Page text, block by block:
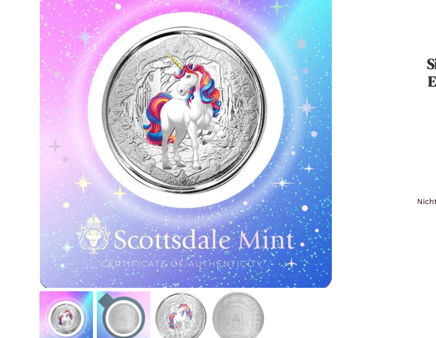
für Barren und Blister
Münzkapseln
Münzkoffer
Münzboxen
Münzständer
Lupen
für Banknoten
Handschuhe
Prüfgeräte / -säuren
Reinigung
Sonstiges